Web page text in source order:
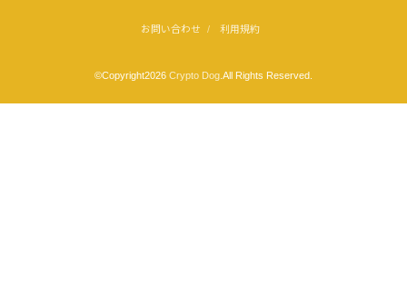
お問い合わせ 利用規約
©Copyright2026 Crypto Dog.All Rights Reserved.